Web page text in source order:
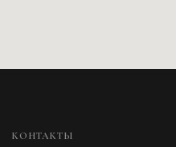
КОНТАКТЫ